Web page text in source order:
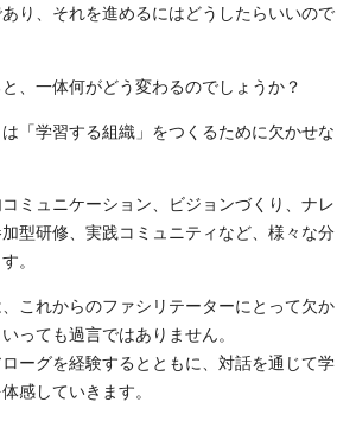
り、それを進めるにはどうしたらいいので
、一体何がどう変わるのでしょうか？
「学習する組織」をつくるために欠かせな
ミュニケーション、ビジョンづくり、ナレ
型研修、 実践コミュニティなど、様々な分
。
これからのファシリテーターにとって欠か
っても過言ではありません。
ーグを経験するとともに、 対話を通じて学
感していきます。